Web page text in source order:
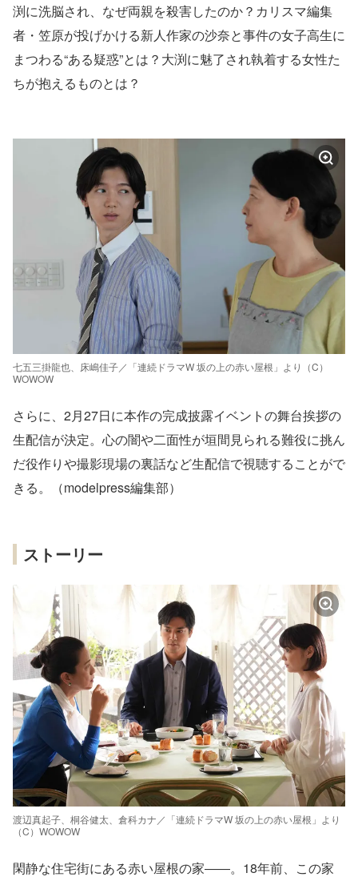
渕に洗脳され、なぜ両親を殺害したのか？カリスマ編集
者・笠原が投げかける新人作家の沙奈と事件の女子高生に
まつわる“ある疑惑”とは？大渕に魅了され執着する女性た
ちが抱えるものとは？
七五三掛龍也、床嶋佳子／「連続ドラマW 坂の上の赤い屋根」より（C）
WOWOW
さらに、2月27日に本作の完成披露イベントの舞台挨拶の
生配信が決定。心の闇や二面性が垣間見られる難役に挑ん
だ役作りや撮影現場の裏話など生配信で視聴することがで
きる。（modelpress編集部）
ストーリー
渡辺真起子、桐谷健太、倉科カナ／「連続ドラマW 坂の上の赤い屋根」より
（C）WOWOW
閑静な住宅街にある赤い屋根の家――。18年前、この家